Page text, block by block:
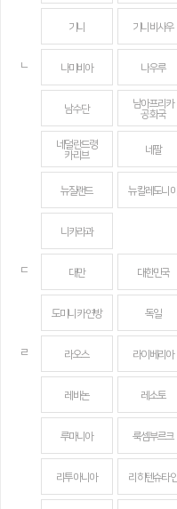
기니 기니비사우
ㄴ 나미비아 나우루
남수단
남아프리카
공화국
네덜란드령
카리브
네팔
뉴질랜드 뉴칼레도니아
니카라과
ㄷ 대만 대한민국
도미니카 연방 독일
ㄹ 라오스 라이베리아
레바논 레소토
루마니아 룩셈부르크
리투아니아 리히텐슈타인